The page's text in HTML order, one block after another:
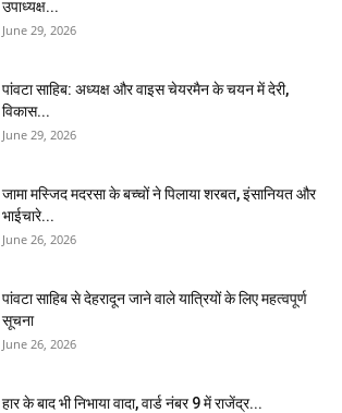
उपाध्यक्ष...
June 29, 2026
पांवटा साहिब: अध्यक्ष और वाइस चेयरमैन के चयन में देरी,
विकास...
June 29, 2026
जामा मस्जिद मदरसा के बच्चों ने पिलाया शरबत, इंसानियत और
भाईचारे...
June 26, 2026
पांवटा साहिब से देहरादून जाने वाले यात्रियों के लिए महत्वपूर्ण
सूचना
June 26, 2026
हार के बाद भी निभाया वादा, वार्ड नंबर 9 में राजेंद्र...